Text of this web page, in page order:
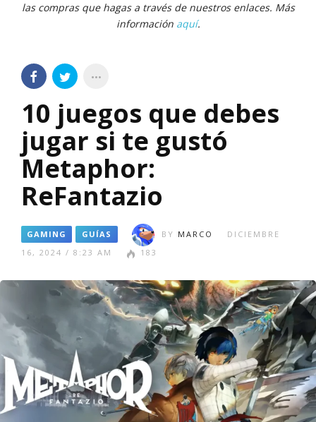
las compras que hagas a través de nuestros enlaces. Más
información aquí.
10 juegos que debes
jugar si te gustó
Metaphor:
ReFantazio
GAMING GUÍAS BY MARCO
DICIEMBRE
16, 2024 / 8:23 AM
183